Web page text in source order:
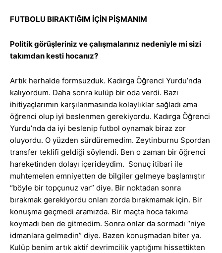
FUTBOLU BIRAKTIĞIM İÇİN PİŞMANIM
Politik görüşleriniz ve çalışmalarınız nedeniyle mi sizi
takımdan kesti hocanız?
Artık herhalde formsuzduk. Kadırga Öğrenci Yurdu’nda
kalıyordum. Daha sonra kulüp bir oda verdi. Bazı
ihitiyaçlarımın karşılanmasında kolaylıklar sağladı ama
öğrenci olup iyi beslenmen gerekiyordu. Kadırga Öğrenci
Yurdu’nda da iyi beslenip futbol oynamak biraz zor
oluyordu. O yüzden sürdüremedim. Zeytinburnu Spordan
transfer teklifi geldiği söylendi. Ben o zaman bir öğrenci
hareketinden dolayı içerideydim. Sonuç itibari ile
muhtemelen emniyetten de bilgiler gelmeye başlamıştır
“böyle bir topçunuz var” diye. Bir noktadan sonra
bırakmak gerekiyordu onları zorda bırakmamak için. Bir
konuşma geçmedi aramızda. Bir maçta hoca takıma
koymadı ben de gitmedim. Sonra onlar da sormadı “niye
idmanlara gelmedin” diye. Bazen konuşmadan biter ya.
Kulüp benim artık aktif devrimcilik yaptığımı hissettikten